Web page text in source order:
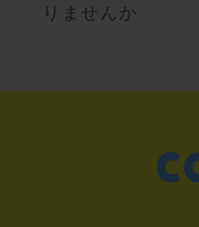
りませんか